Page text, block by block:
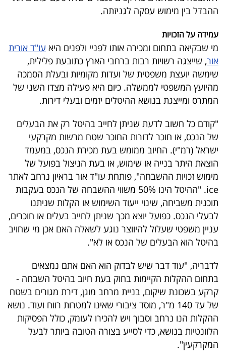
פרסמו
עקבו
אחרינו:
ההבדל בין מימוש עסקה לגניזתה.
עמידה על הזכויות
מי שבקיאה בתחום ומכירה אותו לפניי ולפנים היא עו"ד אורית
אור, שייצגה רשויות רבות ברחבי הארץ כתובעת פלילית,
שימשה יועצת משפטית של ועדות מקומיות ובעלת הסמכה
מהיועץ המשפטי לממשלה. כיום היא פעילה מצדו השני של
המתרס ומייצגת בנושא ההיטלים יזמים ובעלי דירות.
"קודם כל חשוב לדעת שניתן לחייב בהיטל רק את הבעלים
של הנכס, או חוכר לדורות החוכר שטח מרשות מקרקעי
ישראל (רמ"י). החיוב ממומש בעת מכירת הנכס, במעמד
הוצאת היתר בנייה או שימוש, או בעת הניצול בפועל של
מימוש זכויות ההשבחה", פותחת עו"ד אור בראיון נרחב לאתר
ice
. "ההיטל הינו 50% משווי ההשבחה של הנכס בעקבות
תוכנית משביחה, שינוי ייעוד השימוש או הקלות שניתנו
לבעלי הנכס. כפועל יוצא מכך שניתן לחייב בעלים או חוכרים,
עניין משפטי שעלול להיווצר נוגע לשאלה האם אכן מי שחויב
בהיטל הוא הבעלים של הנכס או לא".
לדבריה, "עוד דבר שיש לבדוק הוא האם אתם נמצאים
בתחום ההקלות הקיימות בחוק בעת חיוב בהיטל השבחה -
קרקע בשכונת שיקום, בניית מרחב מוגן, דירת מגורים בשטח
של עד 140 מ"ר, מוסד ציבורי שאינו למטרות רווח ועוד. נושא
ההקלות הנו נרחב וסבוך ויש להכירו לעומק, כולל הפסיקות
הלוונטיות בנושא, כדי לסייע בצורה הטובה ביותר לבעל
המקרקעין".